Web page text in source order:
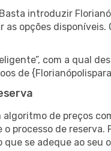
introduzir
opções
com a qual
de
de preços
processo de
se adeque ao seu